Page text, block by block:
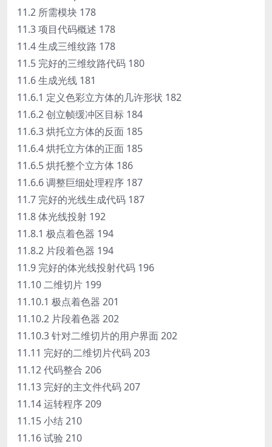
11.2 所需模块 178
11.3 项目代码概述 178
11.4 生成三维纹路 178
11.5 完好的三维纹路代码 180
11.6 生成光线 181
11.6.1 定义色彩立方体的几许形状 182
11.6.2 创立帧缓冲区目标 184
11.6.3 烘托立方体的反面 185
11.6.4 烘托立方体的正面 185
11.6.5 烘托整个立方体 186
11.6.6 调整巨细处理程序 187
11.7 完好的光线生成代码 187
11.8 体光线投射 192
11.8.1 极点着色器 194
11.8.2 片段着色器 194
11.9 完好的体光线投射代码 196
11.10 二维切片 199
11.10.1 极点着色器 201
11.10.2 片段着色器 202
11.10.3 针对二维切片的用户界面 202
11.11 完好的二维切片代码 203
11.12 代码整合 206
11.13 完好的主文件代码 207
11.14 运转程序 209
11.15 小结 210
11.16 试验 210